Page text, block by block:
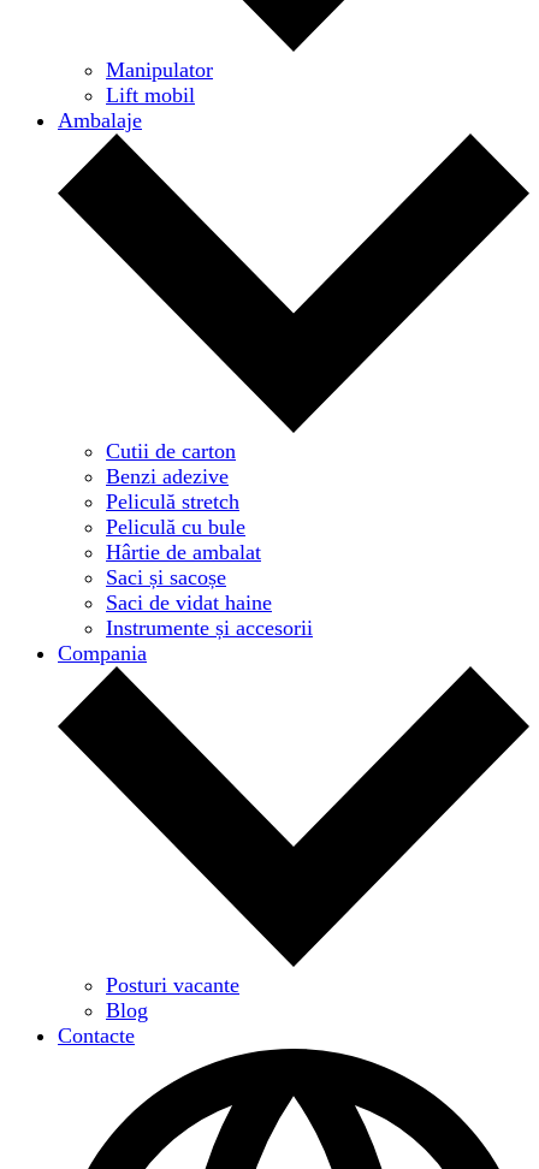
Manipulator
Lift mobil
Ambalaje
Cutii de carton
Benzi adezive
Peliculă stretch
Peliculă cu bule
Hârtie de ambalat
Saci și sacoșe
Saci de vidat haine
Instrumente și accesorii
Compania
Posturi vacante
Blog
Contacte